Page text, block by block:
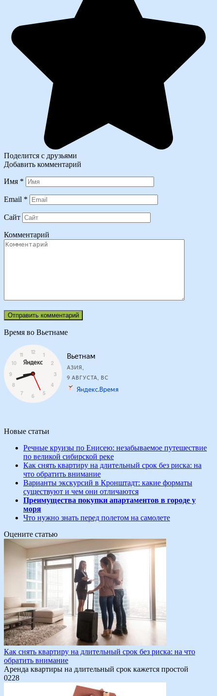
Поделится с друзьями
Добавить комментарий
Имя *
Email *
Сайт
Комментарий
Время во Вьетнаме
Новые статьи
Речные круизы по Енисею: незабываемое путешествие
по великой сибирской реке
Как снять квартиру на длительный срок без риска: на
что обратить внимание
Варианты экскурсий в Кронштадт: какие форматы
существуют и чем они отличаются
Преимущества покупки апартаментов в городе у
моря
Что нужно знать перед полетом на самолете
Оцените статью
Как снять квартиру на длительный срок без риска: на что
обратить внимание
Аренда квартиры на длительный срок кажется простой
0228